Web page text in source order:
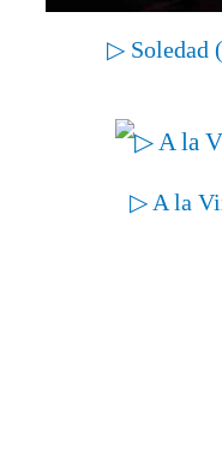
▷ Soledad
▷ A la